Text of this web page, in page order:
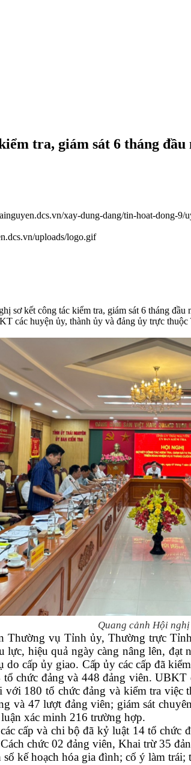
tra, giám sát 6 tháng đầu
xay-dung-dang/tin-hoat-dong-
uploads/logo.gif
kết công tác kiểm tra, giám sát 6 tháng
các huyện ủy, thành ủy và đảng ủy trực
Quang cảnh Hội nghị
Thường vụ Tỉnh ủy, Thường trực
hiệu quả ngày càng nâng lên, đạt
do cấp ủy giao. Cấp ủy các cấp đã
tổ chức đảng và 448 đảng viên. UBKT
180 tổ chức đảng và kiểm tra
và 47 lượt đảng viên; giám sát
xác minh 216 trường hợp.
cấp và chi bộ đã kỷ luật 14 tổ chức
chức 02 đảng viên, Khai trừ 35
kế hoạch hóa gia đình; cố ý làm